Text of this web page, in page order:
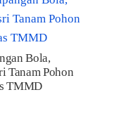
Bola,
Tanam Pohon
TMMD